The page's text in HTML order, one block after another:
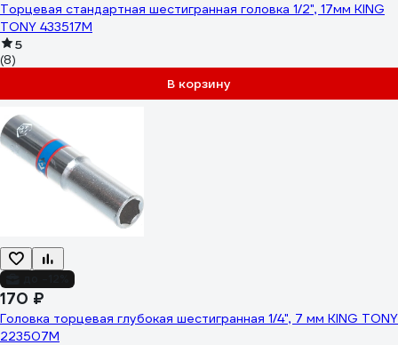
Торцевая стандартная шестигранная головка 1/2", 17мм KING
TONY 433517M
5
(8)
В корзину
170 ₽
Головка торцевая глубокая шестигранная 1/4", 7 мм KING TONY
223507M